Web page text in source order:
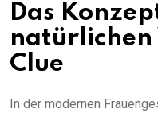
Das
Clue
In der modernen